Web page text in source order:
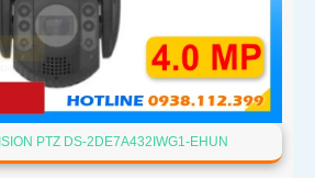
PTZ DS-2DE7A432IWG1-EHUN